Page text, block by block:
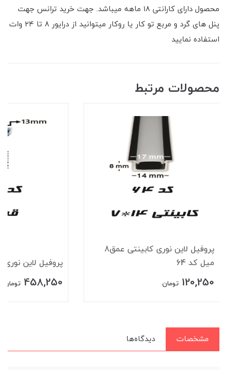
محصول دارای کارانتی ۱۸ ماهه میباشد. جهت خرید ترانس جهت
پنل های گرد و مربع تو کار یا روکار میتوانید از درایور ۸ تا ۲۴ وات
استفاده نمایید
محصولات مرتبط
پروفیل لاین نوری کابینتی عمق8
میل کد 64
120,250 تومان
پروفیل لاین نوری
458,250 تومان
مشخصات دیدگاه‌ها